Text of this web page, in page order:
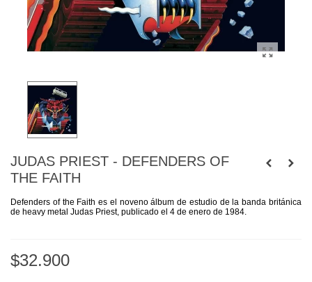
JUDAS PRIEST - DEFENDERS OF
THE FAITH
Defenders of the Faith es el noveno álbum de estudio de la banda británica
de heavy metal Judas Priest, publicado el 4 de enero de 1984.
$32.900